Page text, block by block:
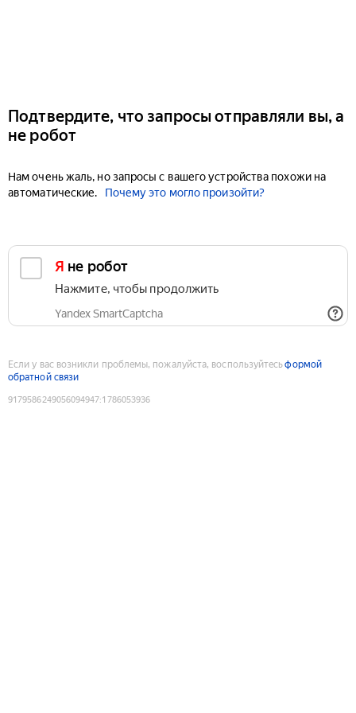
Подтвердите, что запросы отправляли вы, а
не робот
Нам очень жаль, но запросы с вашего устройства похожи на
автоматические.
Почему это могло произойти?
Я не робот
Нажмите, чтобы продолжить
Yandex SmartCaptcha
Если у вас возникли проблемы, пожалуйста, воспользуйтесьформой
обратной связи
9179586249056094947:1786053936